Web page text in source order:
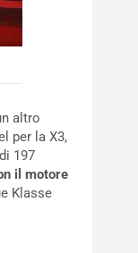
altro
per la X3,
197
il motore
Klasse